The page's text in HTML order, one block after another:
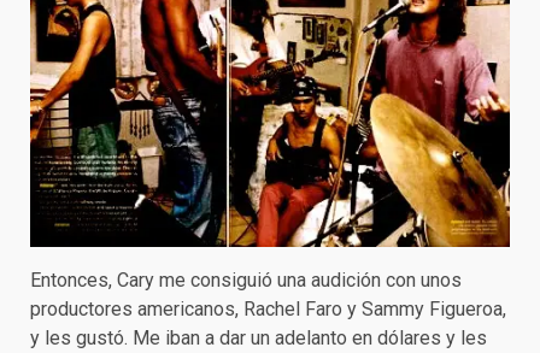
Entonces, Cary me consiguió una audición con unos
productores americanos, Rachel Faro y Sammy Figueroa,
y les gustó. Me iban a dar un adelanto en dólares y les